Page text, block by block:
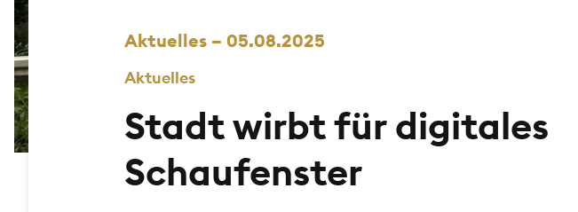
Aktuelles – 05.08.2025
Aktuelles
Stadt wirbt für digitales
Schaufenster